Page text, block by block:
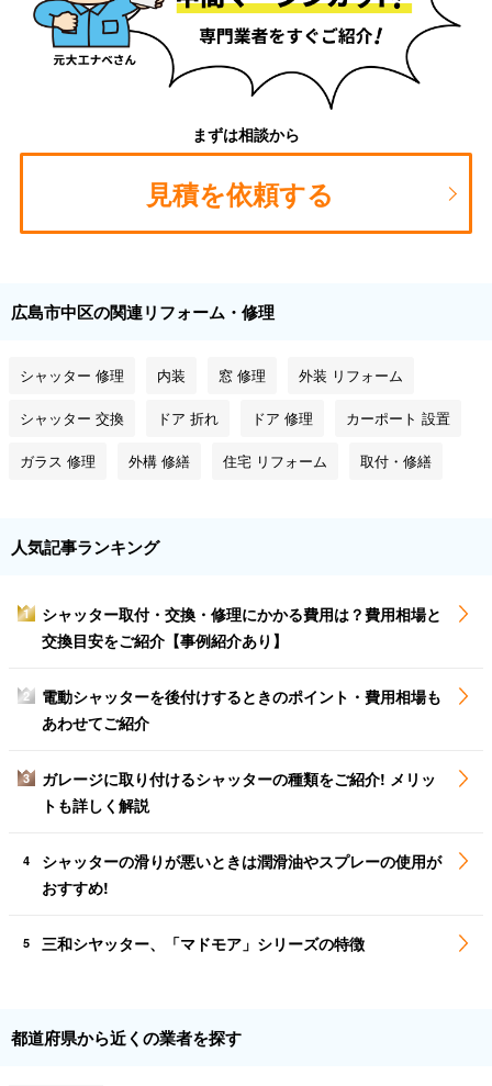
まずは相談から
見積を依頼する
広島市中区の関連リフォーム・修理
シャッター 修理 内装 窓 修理 外装 リフォーム
シャッター 交換 ドア 折れ ドア 修理 カーポート 設置
ガラス 修理 外構 修繕 住宅 リフォーム 取付・修繕
人気記事ランキング
1
シャッター取付・交換・修理にかかる費用は？費用相場と
交換目安をご紹介【事例紹介あり】
2
電動シャッターを後付けするときのポイント・費用相場も
あわせてご紹介
3
ガレージに取り付けるシャッターの種類をご紹介! メリッ
トも詳しく解説
4
シャッターの滑りが悪いときは潤滑油やスプレーの使用が
おすすめ!
5 三和シヤッター、「マドモア」シリーズの特徴
都道府県から近くの業者を探す